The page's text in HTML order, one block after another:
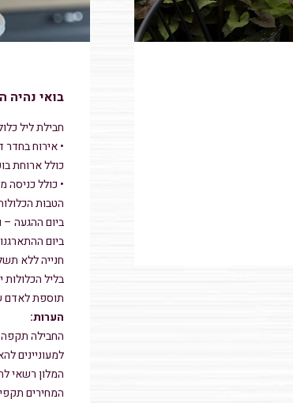
בואי נהיה
חבילת ליל
כולל ארוחת
• כולל כניסה
הטבות
ביום ההגעה –
ביום
חנייה ללא
בליל
תוספת לאדם שלישי –
הערות:
החבילה תקפה
למעוניינים
המלון רשאי
המחירים